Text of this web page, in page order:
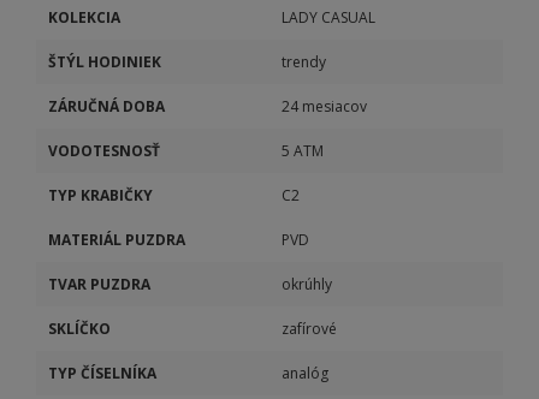
KOLEKCIA LADY CASUAL
ŠTÝL HODINIEK trendy
ZÁRUČNÁ DOBA 24 mesiacov
VODOTESNOSŤ 5 ATM
TYP KRABIČKY C2
MATERIÁL PUZDRA PVD
TVAR PUZDRA okrúhly
SKLÍČKO zafírové
TYP ČÍSELNÍKA analóg